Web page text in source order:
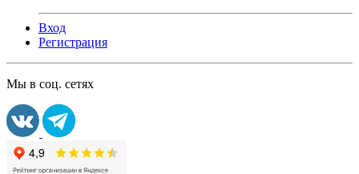
Вход
Регистрация
Мы в соц. сетях